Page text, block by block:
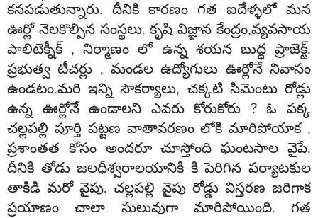
కనపడుతున్నారు. దీనికి కారణం గత ఐదేళ్ళలో మన
ఊర్లో నెలకొల్పిన సంస్థలు. కృషి విజ్ఞాన కేంద్రం,వ్యవసాయ
పాలిటెక్నీక్ , నిర్మాణం లో ఉన్న శయన బుద్ధ ప్రాజెక్ట్.
ప్రభుత్వ టీచర్లు , మండల ఉద్యోగులు ఊర్లోనే నివాసం
ఉండటం.మరి ఇన్ని సౌకర్యాలు, చక్కటి సిమెంటు రోడ్లు
ఉన్న ఊర్లోనే ఉండాలని ఎవరు కోరుకోరు ? ఓ పక్క
చల్లపల్లి పూర్తి పట్టణ వాతావరణం లోకి మారిపోయాక ,
ప్రశాంతత కోసం అందరూ చూస్తోంది ఘంటసాల వైపే.
దీనికి తోడు జలధీశ్వరాలయానికి కి పెరిగిన పర్యాటకుల
తాకిడి మరో వైపు. చల్లపల్లి వైపు రోడ్డు విస్తరణ జరిగాక
ప్రయాణం చాలా సులువుగా మారిపోయింది. గత